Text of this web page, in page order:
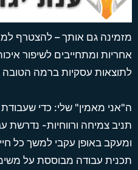
מזמינה גם אותך – להצטרף
אחריות ומתחייבים לשיפור
לתוצאות עסקיות ברמה הטובה
ה"אני מאמין" שלי: כדי
תניב צמיחה ורווחיות- נדרשת
ומעקב באופן עקבי למשך כל
תכנית עבודה מבוססת על